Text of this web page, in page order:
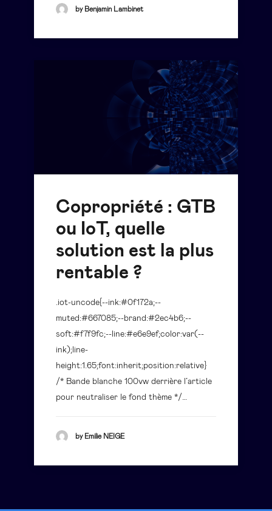
by Benjamin Lambinet
Copropriété : GTB
ou IoT, quelle
solution est la plus
rentable ?
.iot-uncode{--ink:#0f172a;--
muted:#667085;--brand:#2ec4b6;--
soft:#f7f9fc;--line:#e6e9ef;color:var(--
ink);line-
height:1.65;font:inherit;position:relative}
/* Bande blanche 100vw derrière l’article
pour neutraliser le fond thème */…
by Emilie NEIGE